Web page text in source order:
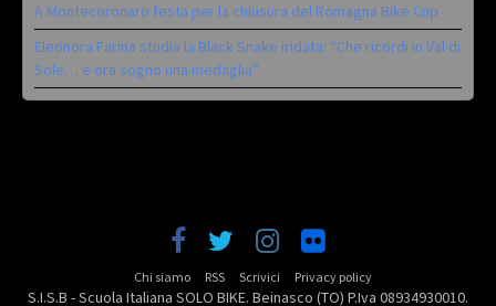
A Montecoronaro festa per la chiusura del Romagna Bike Cup
Eleonora Farina studia la Black Snake iridata: “Che ricordi in Val di
Sole… e ora sogno una medaglia”
Chi siamo RSS Scrivici Privacy policy
S.I.S.B - Scuola Italiana SOLO BIKE. Beinasco (TO) P.Iva 08934930010.